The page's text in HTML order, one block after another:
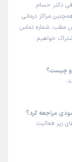
دکتر حسام
مراکز درمانی
مطب، شماره تماس
خواهیم
چیست؟
مراجعه کرد؟
زیر فعالیت